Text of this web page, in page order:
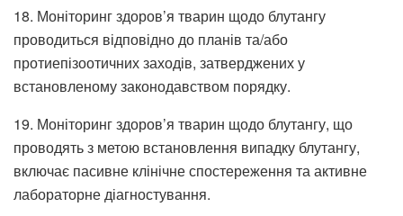
18. Моніторинг здоров’я тварин щодо блутангу
проводиться відповідно до планів та/або
протиепізоотичних заходів, затверджених у
встановленому законодавством порядку.
19. Моніторинг здоров’я тварин щодо блутангу, що
проводять з метою встановлення випадку блутангу,
включає пасивне клінічне спостереження та активне
лабораторне діагностування.